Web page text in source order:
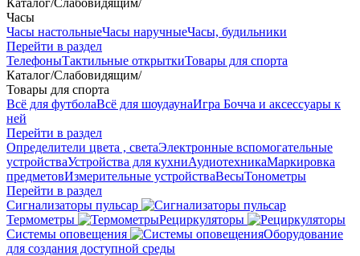
Каталог/Слабовидящим/
Часы
Часы настольныеЧасы наручныеЧасы, будильники
Перейти в раздел
ТелефоныТактильные открыткиТовары для спорта
Каталог/Слабовидящим/
Товары для спорта
Всё для футболаВсё для шоудаунаИгра Бочча и аксессуары к
ней
Перейти в раздел
Определители цвета , светаЭлектронные вспомогательные
устройстваУстройства для кухниАудиотехникаМаркировка
предметовИзмерительные устройстваВесыТонометры
Перейти в раздел
Сигнализаторы пульсар
Термометры
Рециркуляторы
Cистемы оповещения
Оборудование
для создания доступной среды